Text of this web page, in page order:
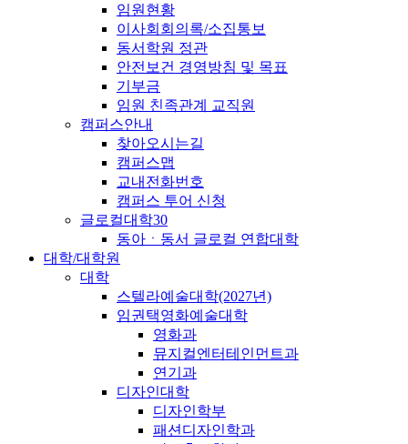
임원현황
이사회회의록/소집통보
동서학원 정관
안전보건 경영방침 및 목표
기부금
임원 친족관계 교직원
캠퍼스안내
찾아오시는길
캠퍼스맵
교내전화번호
캠퍼스 투어 신청
글로컬대학30
동아ㆍ동서 글로컬 연합대학
대학/대학원
대학
스텔라예술대학(2027년)
임권택영화예술대학
영화과
뮤지컬엔터테인먼트과
연기과
디자인대학
디자인학부
패션디자인학과